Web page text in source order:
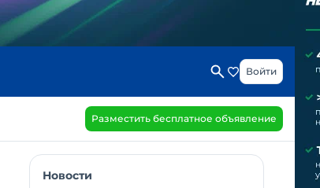
Войти
Разместить бесплатное объявление
Новости